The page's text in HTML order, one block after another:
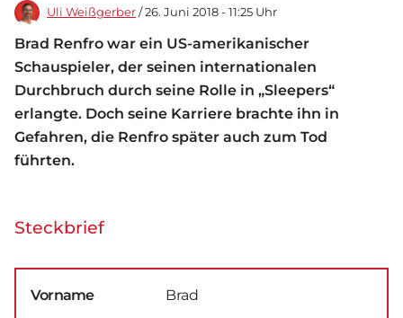
Uli Weißgerber / 26. Juni 2018 - 11:25 Uhr
Brad Renfro war ein US-amerikanischer
Schauspieler, der seinen internationalen
Durchbruch durch seine Rolle in „Sleepers“
erlangte. Doch seine Karriere brachte ihn in
Gefahren, die Renfro später auch zum Tod
führten.
Steckbrief
Vorname Brad